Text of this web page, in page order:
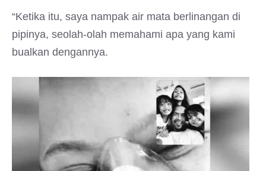
“Ketika itu, saya nampak air mata berlinangan di
pipinya, seolah-olah memahami apa yang kami
bualkan dengannya.